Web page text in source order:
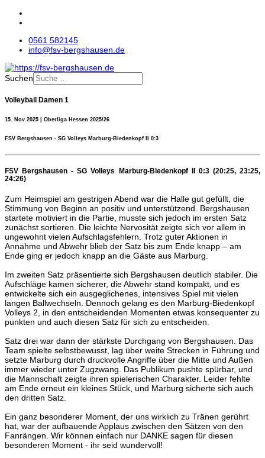
0561 582145
info@fsv-bergshausen.de
Suchen
Volleyball Damen 1
15. Nov 2025 | Oberliga Hessen 2025/26
FSV Bergshausen - SG Volleys Marburg-Biedenkopf II 0:3
FSV Bergshausen - SG Volleys Marburg-Biedenkopf II 0:3 (20:25, 23:25,
24:26)
Zum Heimspiel am gestrigen Abend war die Halle gut gefüllt, die
Stimmung von Beginn an positiv und unterstützend. Bergshausen
startete motiviert in die Partie, musste sich jedoch im ersten Satz
zunächst sortieren. Die leichte Nervosität zeigte sich vor allem in
ungewohnt vielen Aufschlagsfehlern. Trotz guter Aktionen in
Annahme und Abwehr blieb der Satz bis zum Ende knapp – am
Ende ging er jedoch knapp an die Gäste aus Marburg.
Im zweiten Satz präsentierte sich Bergshausen deutlich stabiler. Die
Aufschläge kamen sicherer, die Abwehr stand kompakt, und es
entwickelte sich ein ausgeglichenes, intensives Spiel mit vielen
langen Ballwechseln. Dennoch gelang es den Marburg-Biedenkopf
Volleys 2, in den entscheidenden Momenten etwas konsequenter zu
punkten und auch diesen Satz für sich zu entscheiden.
Satz drei war dann der stärkste Durchgang von Bergshausen. Das
Team spielte selbstbewusst, lag über weite Strecken in Führung und
setzte Marburg durch druckvolle Angriffe über die Mitte und Außen
immer wieder unter Zugzwang. Das Publikum pushte spürbar, und
die Mannschaft zeigte ihren spielerischen Charakter. Leider fehlte
am Ende erneut ein kleines Stück, und Marburg sicherte sich auch
den dritten Satz.
Ein ganz besonderer Moment, der uns wirklich zu Tränen gerührt
hat, war der aufbauende Applaus zwischen den Sätzen von den
Fanrängen. Wir können einfach nur DANKE sagen für diesen
besonderen Moment - ihr seid wundervoll!